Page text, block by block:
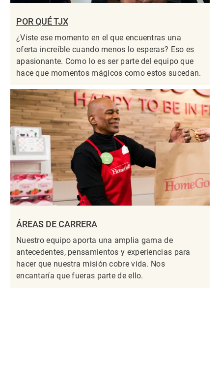
POR QUÉ TJX
¿Viste ese momento en el que encuentras una
oferta increíble cuando menos lo esperas? Eso es
apasionante. Como lo es ser parte del equipo que
hace que momentos mágicos como estos sucedan.
ÁREAS DE CARRERA
Nuestro equipo aporta una amplia gama de
antecedentes, pensamientos y experiencias para
hacer que nuestra misión cobre vida. Nos
encantaría que fueras parte de ello.